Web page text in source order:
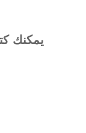
يمكنك